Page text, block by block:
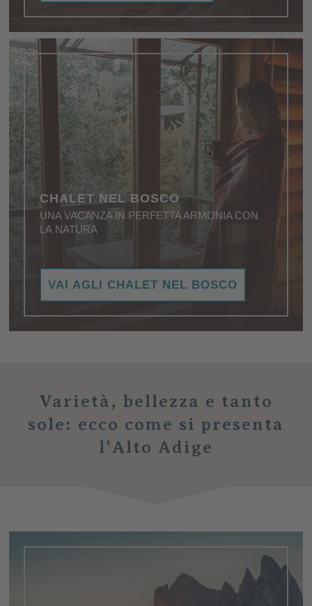
assoluta di una vacanza nei Villaggi Chalet in
Trentino Alto Adige.
CHALET NEL BOSCO
UNA VACANZA IN PERFETTA ARMONIA CON
LA NATURA
rifugio nel paradiso naturale dell'Alto Adige ...
VAI AGLI CHALET NEL BOSCO
Varietà, bellezza e tanto
sole: ecco come si presenta
l'Alto Adige